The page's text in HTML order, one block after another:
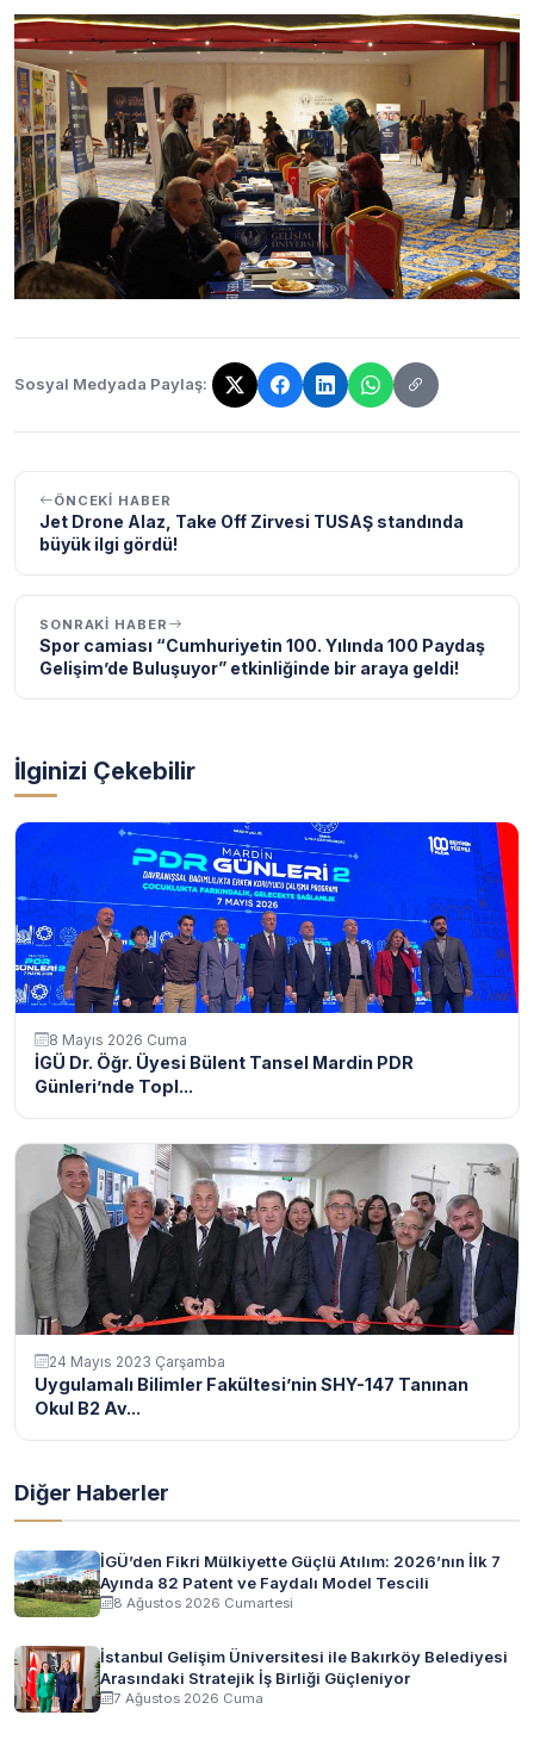
Sosyal Medyada Paylaş:
Bağlantı kopyalandı!
ÖNCEKI HABER
Jet Drone Alaz, Take Off Zirvesi TUSAŞ standında
büyük ilgi gördü!
SONRAKI HABER
Spor camiası “Cumhuriyetin 100. Yılında 100 Paydaş
Gelişim’de Buluşuyor” etkinliğinde bir araya geldi!
İlginizi Çekebilir
8 Mayıs 2026 Cuma
İGÜ Dr. Öğr. Üyesi Bülent Tansel Mardin PDR
Günleri’nde Topl...
24 Mayıs 2023 Çarşamba
Uygulamalı Bilimler Fakültesi’nin SHY-147 Tanınan
Okul B2 Av...
Diğer Haberler
İGÜ’den Fikri Mülkiyette Güçlü Atılım: 2026’nın İlk 7
Ayında 82 Patent ve Faydalı Model Tescili
8 Ağustos 2026 Cumartesi
İstanbul Gelişim Üniversitesi ile Bakırköy Belediyesi
Arasındaki Stratejik İş Birliği Güçleniyor
7 Ağustos 2026 Cuma